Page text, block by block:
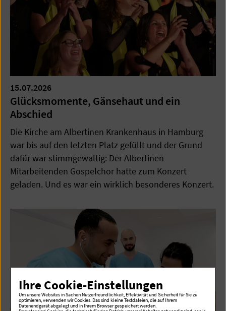
15.07.2026
Glücksmomente, Gänsehaut und ein
Abschied
Die Kirche am Albertinen Krankenhaus in Hamburg
war bis auf den letzten Platz gefüllt und der Grund
dafür war stimmgewaltig: Der Albertinen
Mitarbeitenden Gospelchor hatte zum Konzert
geladen. Und es war ein wirklich besonderes Konzert.
Ihre Cookie-Einstellungen
Um unsere Websites in Sachen Nutzerfreundlichkeit, Effektivität und Sicherheit für Sie zu
optimieren, verwenden wir Cookies. Das sind kleine Textdateien, die auf Ihrem
Datenendgerät abgelegt und in Ihrem Browser gespeichert werden.